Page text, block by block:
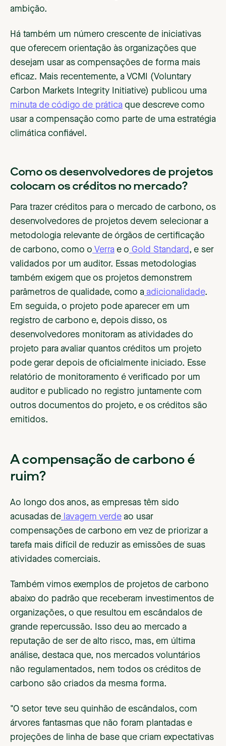
ambição.
Há também um número crescente de iniciativas
que oferecem orientação às organizações que
desejam usar as compensações de forma mais
eficaz. Mais recentemente, a VCMI (Voluntary
Carbon Markets Integrity Initiative) publicou uma
minuta de código de prática que descreve como
usar a compensação como parte de uma estratégia
climática confiável.
Como os desenvolvedores de projetos
colocam os créditos no mercado?
Para trazer créditos para o mercado de carbono, os
desenvolvedores de projetos devem selecionar a
metodologia relevante de órgãos de certificação
de carbono, como o Verra e o Gold Standard , e ser
validados por um auditor. Essas metodologias
também exigem que os projetos demonstrem
parâmetros de qualidade, como a adicionalidade.
Em seguida, o projeto pode aparecer em um
registro de carbono e, depois disso, os
desenvolvedores monitoram as atividades do
projeto para avaliar quantos créditos um projeto
pode gerar depois de oficialmente iniciado. Esse
relatório de monitoramento é verificado por um
auditor e publicado no registro juntamente com
outros documentos do projeto, e os créditos são
emitidos.
A compensação de carbono é
ruim?
Ao longo dos anos, as empresas têm sido
acusadas de lavagem verde ao usar
compensações de carbono em vez de priorizar a
tarefa mais difícil de reduzir as emissões de suas
atividades comerciais.
Também vimos exemplos de projetos de carbono
abaixo do padrão que receberam investimentos de
organizações, o que resultou em escândalos de
grande repercussão. Isso deu ao mercado a
reputação de ser de alto risco, mas, em última
análise, destaca que, nos mercados voluntários
não regulamentados, nem todos os créditos de
carbono são criados da mesma forma.
"O setor teve seu quinhão de escândalos, com
árvores fantasmas que não foram plantadas e
projeções de linha de base que criam expectativas